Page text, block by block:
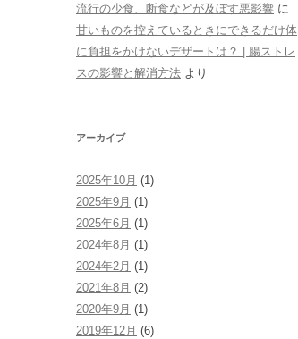
流行の少食、断食などが及ぼす悪影響 に
甘いものを控えているときにできるだけ体
に負担をかけないデザートは？ | 腸ストレ
スの影響と解消方法 より
アーカイブ
2025年10月 (1)
2025年9月 (1)
2025年6月 (1)
2024年8月 (1)
2024年2月 (1)
2021年8月 (2)
2020年9月 (1)
2019年12月 (6)